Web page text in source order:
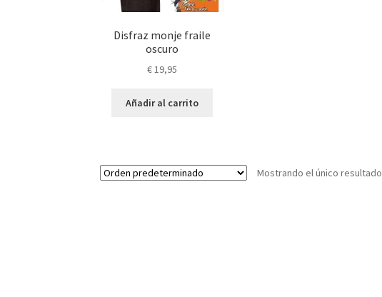
Disfraz monje fraile
oscuro
€19,95
Añadir al carrito
Mostrando el único resultado